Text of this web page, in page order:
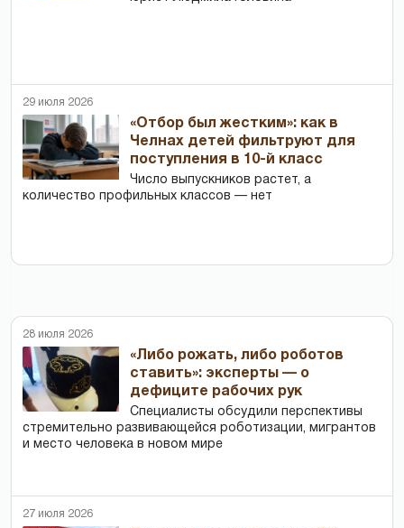
29 июля 2026
«Отбор был жестким»: как в
Челнах детей фильтруют для
поступления в 10-й класс
Число выпускников растет, а
количество профильных классов — нет
28 июля 2026
«Либо рожать, либо роботов
ставить»: эксперты — о
дефиците рабочих рук
Специалисты обсудили перспективы
стремительно развивающейся роботизации, мигрантов
и место человека в новом мире
27 июля 2026